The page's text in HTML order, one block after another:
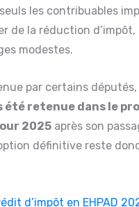
les contribuables
de la réduction
modestes.
par certains
été retenue dans le
2025 après son
définitive reste
d’impôt en EHPAD